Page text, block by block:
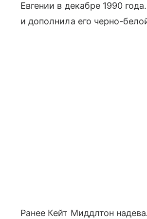
Евгении в декабре 1990
и дополнила его черно-
Ранее Кейт Миддлтон